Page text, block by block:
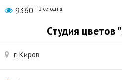
9360 + 2 сегодня
Студия цветов
г. Киров